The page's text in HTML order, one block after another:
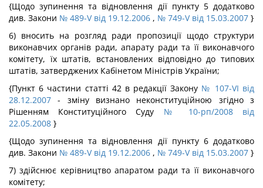
{Щодо зупинення та відновлення дії пункту 5 додатково
див. Закони № 489-V від 19.12.2006 , № 749-V від 15.03.2007 }
6) вносить на розгляд ради пропозиції щодо структури
виконавчих органів ради, апарату ради та її виконавчого
комітету, їх штатів, встановлених відповідно до типових
штатів, затверджених Кабінетом Міністрів України;
{Пункт 6 частини статті 42 в редакції Закону № 107-VI від
28.12.2007 - зміну визнано неконституційною згідно з
Рішенням Конституційного Суду № 10-рп/2008 від
22.05.2008 }
{Щодо зупинення та відновлення дії пункту 6 додатково
див. Закони № 489-V від 19.12.2006 , № 749-V від 15.03.2007 }
7) здійснює керівництво апаратом ради та її виконавчого
комітету;